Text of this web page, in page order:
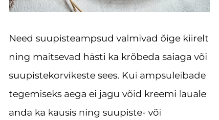
Need suupisteampsud valmivad õige kiirelt
ning maitsevad hästi ka krõbeda saiaga või
suupistekorvikeste sees. Kui ampsuleibade
tegemiseks aega ei jagu võid kreemi lauale
anda ka kausis ning suupiste- või